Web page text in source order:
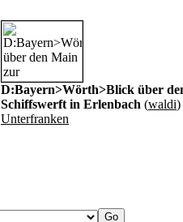
D:Bayern>Wörth>Blick über
Schiffswerft in Erlenbach (waldi)
Unterfranken